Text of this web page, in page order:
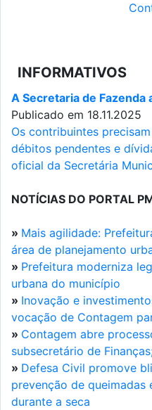
INFORMATIVOS
A Secretaria de Fazenda
Publicado em 18.11.2025
Os contribuintes
débitos pendentes e
oficial da Secretária
NOTÍCIAS DO PORTAL
» Mais agilidade:
área de planejamento
» Prefeitura moderniza
urbana do município
» Inovação e
vocação de Contagem
» Contagem abre
subsecretário de
» Defesa Civil promove
prevenção de queimadas
durante a seca